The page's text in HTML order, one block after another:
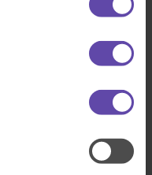
bostadsrätt. Regler om
(BRL), och köplagen